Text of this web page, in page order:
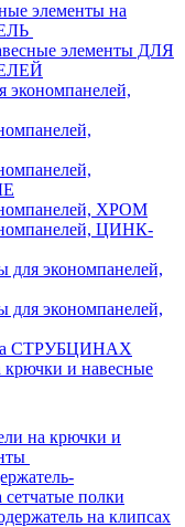
элементы на
элементы ДЛЯ
ХРОМ
ЦИНК-
для экономпанелей,
для экономпанелей,
СТРУБЦИНАХ
крючки и навесные
на крючки и
сетчатые полки
на клипсах